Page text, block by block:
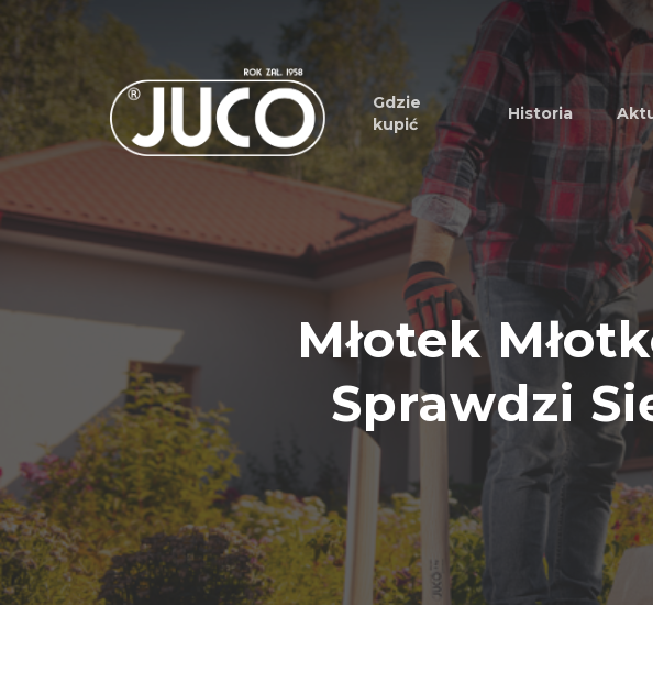
Gdzie
kupić
Historia
Młotek
Sprawdzi